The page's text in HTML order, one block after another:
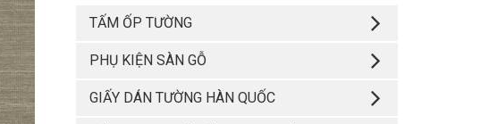
TẤM ỐP TƯỜNG
PHỤ KIỆN SÀN GỖ
GIẤY DÁN TƯỜNG HÀN QUỐC